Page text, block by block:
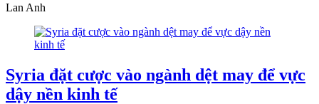
Lan Anh
Syria đặt cược vào ngành dệt may để vực
dậy nền kinh tế